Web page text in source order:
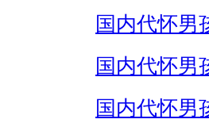
国内代怀男
国内代怀男
国内代怀男